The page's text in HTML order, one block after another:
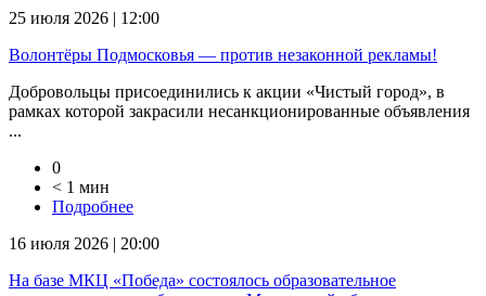
25 июля 2026 | 12:00
Волонтёры Подмосковья — против незаконной рекламы!
Добровольцы присоединились к акции «Чистый город», в
рамках которой закрасили несанкционированные объявления
...
0
< 1 мин
Подробнее
16 июля 2026 | 20:00
На базе МКЦ «Победа» состоялось образовательное